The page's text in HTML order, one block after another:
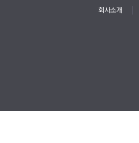
회사소개